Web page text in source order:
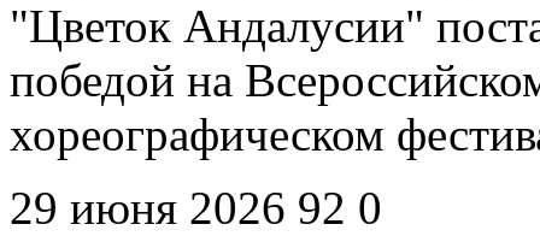
"Цветок Андалусии"
победой на
хореографическом
29 июня 2026 92 0